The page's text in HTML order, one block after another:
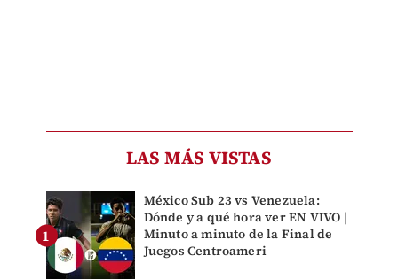
LAS MÁS VISTAS
México Sub 23 vs Venezuela:
Dónde y a qué hora ver EN VIVO |
Minuto a minuto de la Final de
Juegos Centroameri